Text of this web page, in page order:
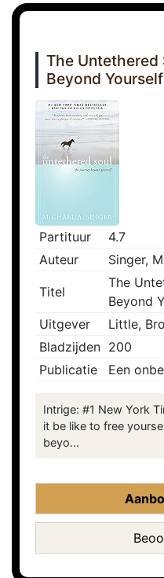
The Untethered
Beyond Yourself
Partituur
4.7
Auteur
Singer,
Titel
The
Beyond
Uitgever
Little,
Bladzijden 200
Publicatie
Een
Intrige: #1 New York
it be like to free
beyo...